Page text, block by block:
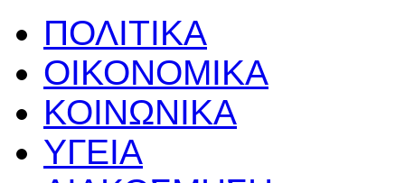
ΠΟΛΙΤΙΚΑ
ΟΙΚΟΝΟΜΙΚΑ
ΚΟΙΝΩΝΙΚΑ
ΥΓΕΙΑ